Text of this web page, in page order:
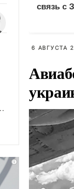
связь с
6 АВГУСТА